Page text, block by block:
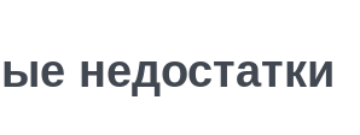
недостатки